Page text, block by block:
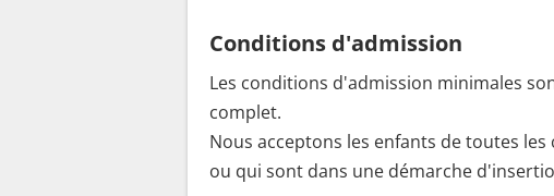
Conditions d'admission
Les conditions d'admission minimales
complet.
Nous acceptons les enfants de toutes
ou qui sont dans une démarche